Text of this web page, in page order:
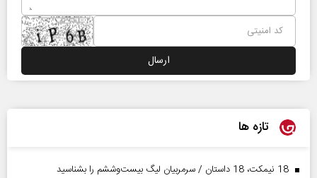
تازه ها
18 نیمکت، 18 داستان / سرمربیان لیگ بیست‌وششم را بشناسید